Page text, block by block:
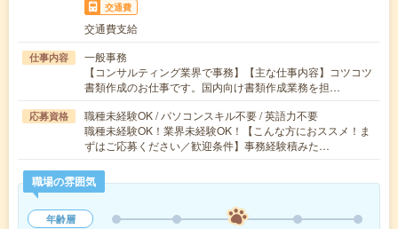
交通費
交通費支給
仕事内容
一般事務
【コンサルティング業界で事務】【主な仕事内容】コツコツ
書類作成のお仕事です。国内向け書類作成業務を担…
応募資格
職種未経験OK / パソコンスキル不要 / 英語力不要
職種未経験OK！業界未経験OK！【こんな方におススメ！ま
ずはご応募ください／歓迎条件】事務経験積みた…
職場の雰囲気
年齢層